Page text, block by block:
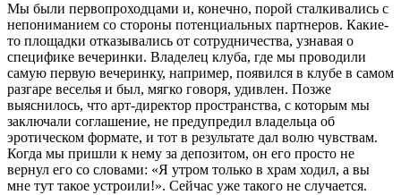
Мы были первопроходцами и, конечно, порой сталкивались с
непониманием со стороны потенциальных партнеров. Какие-
то площадки отказывались от сотрудничества, узнавая о
специфике вечеринки. Владелец клуба, где мы проводили
самую первую вечеринку, например, появился в клубе в самом
разгаре веселья и был, мягко говоря, удивлен. Позже
выяснилось, что арт-директор пространства, с которым мы
заключали соглашение, не предупредил владельца об
эротическом формате, и тот в результате дал волю чувствам.
Когда мы пришли к нему за депозитом, он его просто не
вернул его со словами: «Я утром только в храм ходил, а вы
мне тут такое устроили!». Сейчас уже такого не случается.